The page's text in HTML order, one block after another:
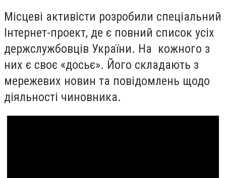
Місцеві активісти розробили спеціальний
Інтернет-проект, де є повний список усіх
держслужбовців України. На кожного з
них є своє «досьє». Його складають з
мережевих новин та повідомлень щодо
діяльності чиновника.